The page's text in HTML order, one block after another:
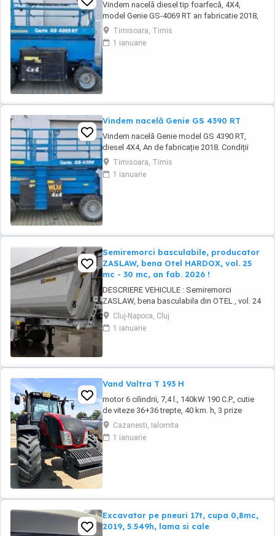
Vindem nacelă diesel tip foarfecă, 4X4,
model Genie GS-4069 RT an fabricatie 2018,
1100 ore functionare, conditii de functionare
foarte bune.
Timisoara, Timis
1 ianuarie
Vindem nacelă Genie GS 4390 RT
Vindem nacelă Genie model GS 4390 RT,
diesel 4X4, An de fabricație 2018. Condiții
foarte bune de funcționare. Garanție 12 luni.
Pret 26000 euro + TVA
Timisoara, Timis
1 ianuarie
Semiremorci basculabile, producator
ZASLAW, bena Otel HARDOX, vol. 25
mc - 30 mc, an fab. 2026 !
DESCRIERE VEHICULE : Semiremorci
ZASLAW, bena basculabila din OTEL , vol. 24
mc - 30 mc, (stoc nou 2026 sau in fabricatie
ZASLAW) . DETALII: - Semiremorci
basculabile pe 3 axe, bena constructie din
Polonia ...
Cluj-Napoca, Cluj
1 ianuarie
Vand Valtra T 193 H
motor 6 cilindrii, 7,4 l., 140kW 190 C.P., cutie
de viteze 36+36 trepte, 40 km. h, 3 prize
hidraulice, 650 65 r 42 spate, 540 65 r 30,
6.240 ore, an 2013, TVA inclus în preț.
Cazanesti, Ialomita
1 ianuarie
Excavator pe pneuri 17t, cupa 0,8mc,
2019, 5.549h, lama si cale